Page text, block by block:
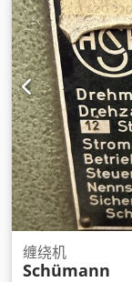
缠绕机
Schümann